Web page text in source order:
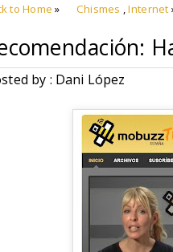
to Home » Chismes ,Internet
by : Dani López